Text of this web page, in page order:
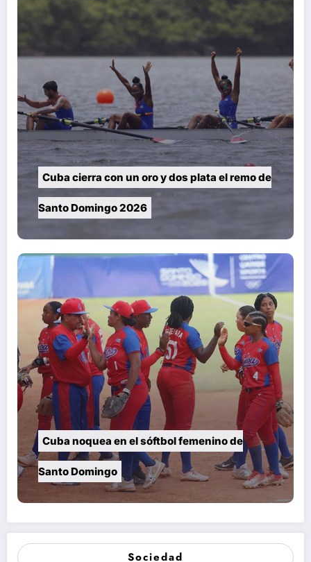
Cuba cierra con un oro y dos plata el remo de
Santo Domingo 2026
Cuba noquea en el sóftbol femenino de
Santo Domingo
Sociedad